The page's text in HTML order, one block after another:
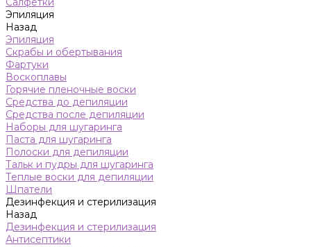
Эпиляция
Назад
Эпиляция
Скрабы и обертывания
Фартуки
Воскоплавы
Горячие пленочные воски
Средства до депиляции
Средства после депиляции
Наборы для шугаринга
Паста для шугаринга
Полоски для депиляции
Тальк и пудры для шугаринга
Теплые воски для депиляции
Шпатели
Дезинфекция и стерилизация
Назад
Дезинфекция и стерилизация
Антисептики